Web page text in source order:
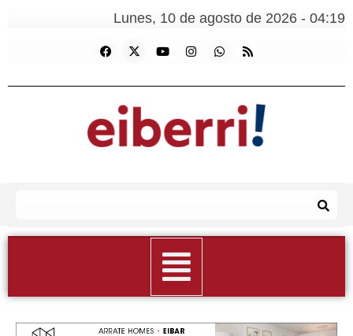
Lunes, 10 de agosto de 2026 - 04:19